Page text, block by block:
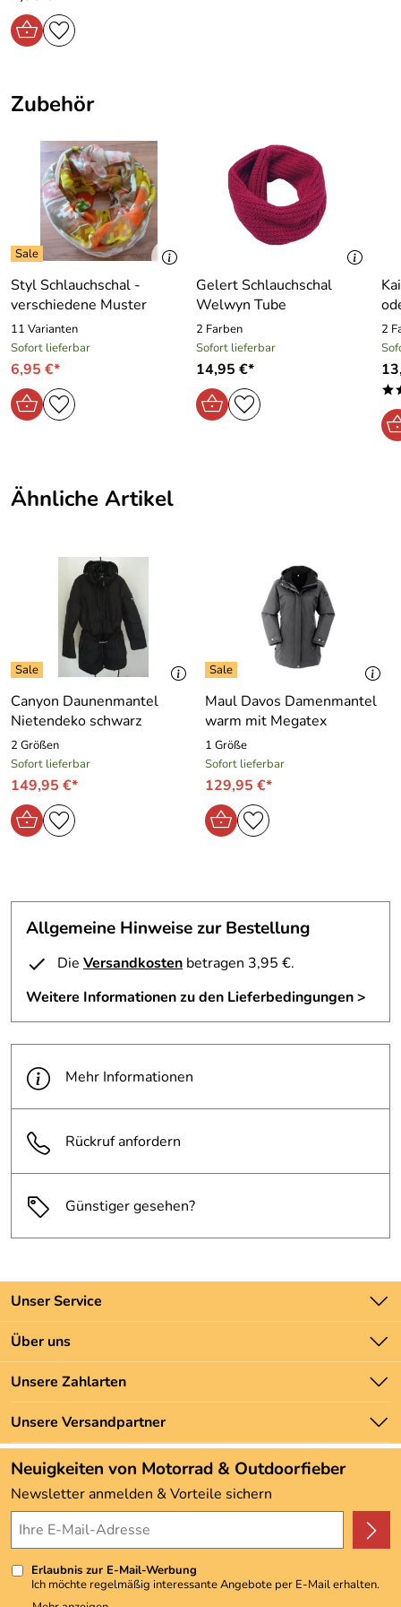
UK Jacken und Mänteln.
Zubehör
Styl Schlauchschal -
verschiedene Muster
11 Varianten
Sofort lieferbar
6,95 €*
Gelert Schlauchschal
Welwyn Tube
2 Farben
Sofort lieferbar
14,95 €*
2
Ähnliche Artikel
Canyon Daunenmantel
Nietendeko schwarz
2 Größen
Sofort lieferbar
149,95 €*
Maul Davos Damenmantel
warm mit Megatex
1 Größe
Sofort lieferbar
129,95 €*
Allgemeine Hinweise zur Bestellung
Die Versandkosten betragen 3,95 €.
Weitere Informationen zu den Lieferbedingungen >
Mehr Informationen
Rückruf anfordern
Günstiger gesehen?
Unser Service
Kontakt
Batteriegesetz
Newsletter
Zahlung und Versand
Über uns
Unsere Bestseller
Marken
Neu
Angebote
Kundenbewertungen (3.492)
4,9/5*****
Unsere Zahlarten
Unsere Versandpartner
Neuigkeiten von Motorrad & Outdoorfieber
Newsletter anmelden & Vorteile sichern
Erlaubnis zur E-Mail-Werbung
Ich möchte regelmäßig interessante Angebote per E-Mail erhalten.
Meine E-Mail-Adresse wird nicht an andere Unternehmen